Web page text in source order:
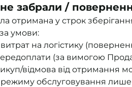
забрали /
отримана у строк
умови:
на логістику
(за вимогою
відмова від отримання
обслуговування